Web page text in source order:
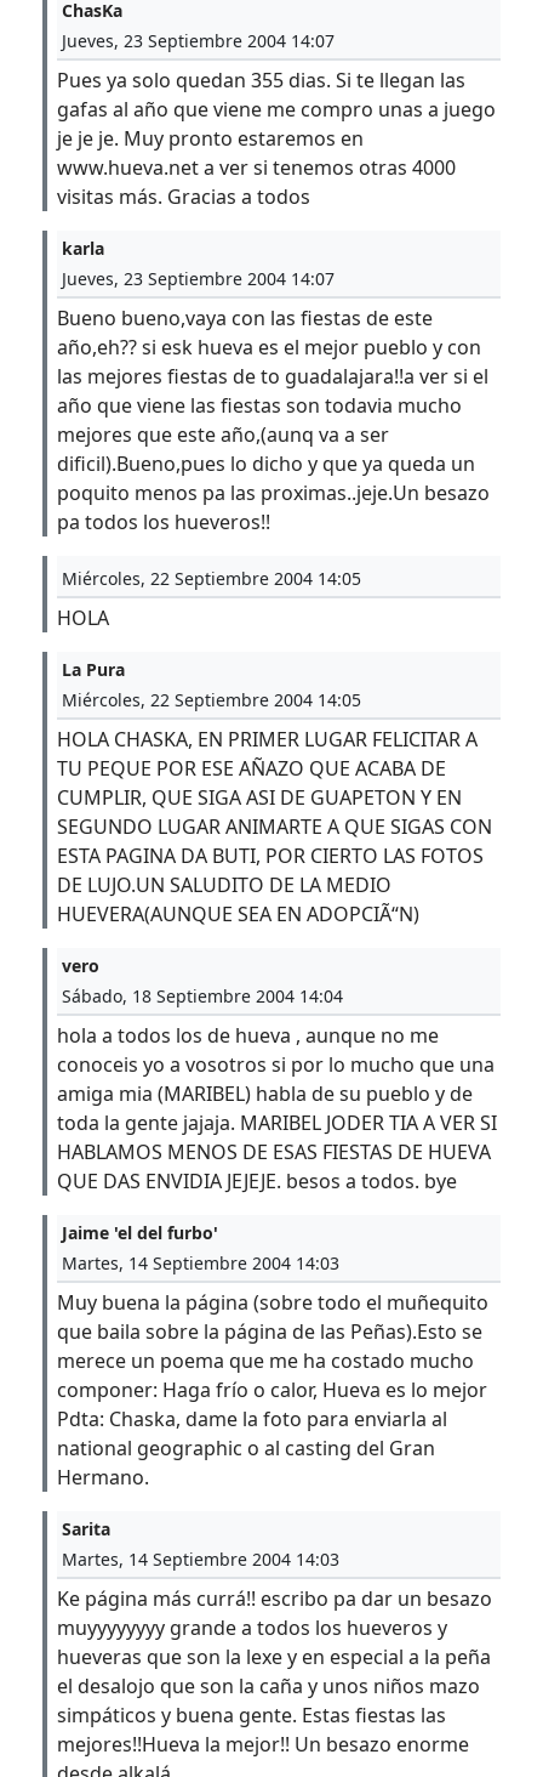
ChasKa
Jueves, 23 Septiembre 2004 14:07
Pues ya solo quedan 355 dias. Si te llegan las
gafas al año que viene me compro unas a juego
je je je. Muy pronto estaremos en
www.hueva.net a ver si tenemos otras 4000
visitas más. Gracias a todos
karla
Jueves, 23 Septiembre 2004 14:07
Bueno bueno,vaya con las fiestas de este
año,eh?? si esk hueva es el mejor pueblo y con
las mejores fiestas de to guadalajara!!a ver si el
año que viene las fiestas son todavia mucho
mejores que este año,(aunq va a ser
dificil).Bueno,pues lo dicho y que ya queda un
poquito menos pa las proximas..jeje.Un besazo
pa todos los hueveros!!
Miércoles, 22 Septiembre 2004 14:05
HOLA
La Pura
Miércoles, 22 Septiembre 2004 14:05
HOLA CHASKA, EN PRIMER LUGAR FELICITAR A
TU PEQUE POR ESE AÑAZO QUE ACABA DE
CUMPLIR, QUE SIGA ASI DE GUAPETON Y EN
SEGUNDO LUGAR ANIMARTE A QUE SIGAS CON
ESTA PAGINA DA BUTI, POR CIERTO LAS FOTOS
DE LUJO.UN SALUDITO DE LA MEDIO
HUEVERA(AUNQUE SEA EN ADOPCIÃ“N)
vero
Sábado, 18 Septiembre 2004 14:04
hola a todos los de hueva , aunque no me
conoceis yo a vosotros si por lo mucho que una
amiga mia (MARIBEL) habla de su pueblo y de
toda la gente jajaja. MARIBEL JODER TIA A VER SI
HABLAMOS MENOS DE ESAS FIESTAS DE HUEVA
QUE DAS ENVIDIA JEJEJE. besos a todos. bye
Jaime 'el del furbo'
Martes, 14 Septiembre 2004 14:03
Muy buena la página (sobre todo el muñequito
que baila sobre la página de las Peñas).Esto se
merece un poema que me ha costado mucho
componer: Haga frío o calor, Hueva es lo mejor
Pdta: Chaska, dame la foto para enviarla al
national geographic o al casting del Gran
Hermano.
Sarita
Martes, 14 Septiembre 2004 14:03
Ke página más currá!! escribo pa dar un besazo
muyyyyyyyy grande a todos los hueveros y
hueveras que son la lexe y en especial a la peña
el desalojo que son la caña y unos niños mazo
simpáticos y buena gente. Estas fiestas las
mejores!!Hueva la mejor!! Un besazo enorme